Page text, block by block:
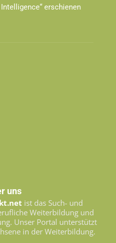
erschienen
uns
ist das Such- und
Weiterbildung und
Unser Portal unterstützt
in der Weiterbildung.